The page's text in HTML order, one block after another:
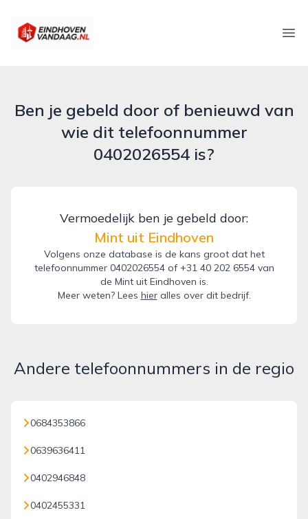
eindhovenvandaag.nl
Ben je gebeld door of benieuwd van
wie dit telefoonnummer
0402026554 is?
Vermoedelijk ben je gebeld door:
Mint uit Eindhoven
Volgens onze database is de kans groot dat het
telefoonnummer 0402026554 of +31 40 202 6554 van
de Mint uit Eindhoven is.
Meer weten? Lees hieralles over dit bedrijf.
Andere telefoonnummers in de regio
0684353866
0639636411
0402946848
0402455331